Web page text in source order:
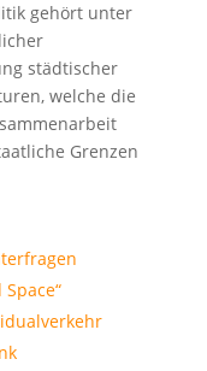
gehört unter
städtischer
welche die
Grenzen